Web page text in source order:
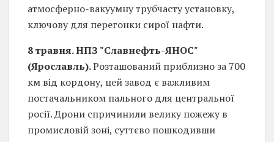
атмосферно-вакуумну трубчасту установку,
ключову для перегонки сирої нафти.
8 травня. НПЗ "Славнефть-ЯНОС"
(Ярославль).Розташований приблизно за 700
км від кордону, цей завод є важливим
постачальником пального для центральної
росії. Дрони спричинили велику пожежу в
промисловій зоні, суттєво пошкодивши